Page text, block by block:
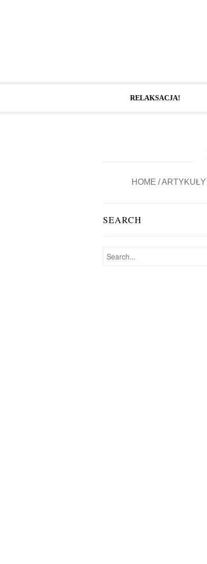
RELAKSACJA!
HOME /ARTYKUŁY
SEARCH